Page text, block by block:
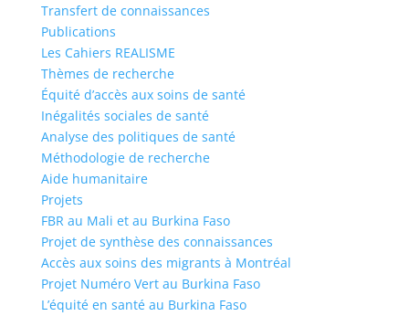
Transfert de connaissances
Publications
Les Cahiers REALISME
Thèmes de recherche
Équité d’accès aux soins de santé
Inégalités sociales de santé
Analyse des politiques de santé
Méthodologie de recherche
Aide humanitaire
Projets
FBR au Mali et au Burkina Faso
Projet de synthèse des connaissances
Accès aux soins des migrants à Montréal
Projet Numéro Vert au Burkina Faso
L’équité en santé au Burkina Faso